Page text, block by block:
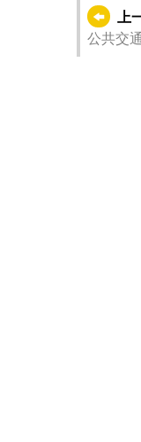
上
公共交